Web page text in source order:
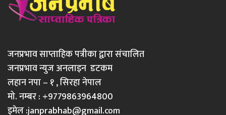
जनप्रभाव साप्ताहिक पत्रीका द्वारा संचालित
जनप्रभाव न्युज अनलाइन डटकम
लहान नपा – १ , सिरहा नेपाल
मो. नम्बर : +9779863964800
इमेल :janprabhab@gmail.com